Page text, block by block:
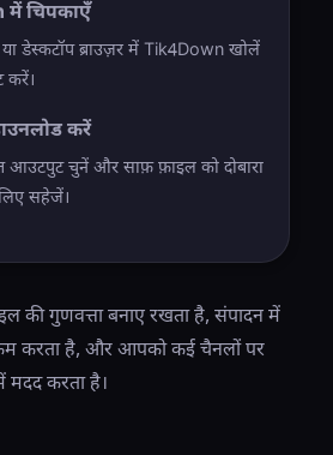
में चिपकाएँ
डेस्कटॉप ब्राउज़र में Tik4Down खोलें
करें।
करें
आउटपुट चुनें और साफ़ फ़ाइल को दोबारा
सहेजें।
की गुणवत्ता बनाए रखता है, संपादन में
कम करता है, और आपको कई चैनलों पर
मदद करता है।